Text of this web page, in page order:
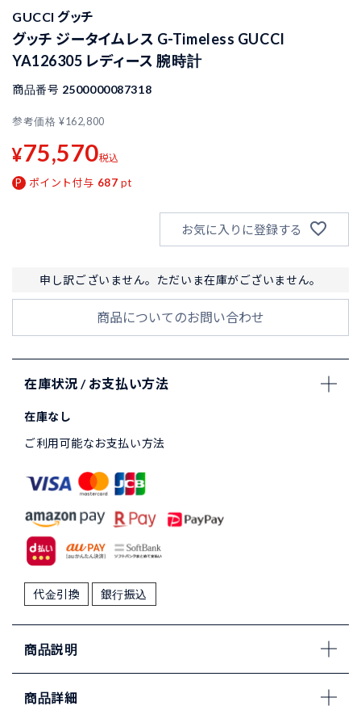
GUCCI グッチ
グッチ ジータイムレス G-Timeless GUCCI
YA126305 レディース 腕時計
商品番号 2500000087318
参考価格 ¥162,800
¥75,570税込
ポイント付与 687 pt
お気に入りに登録する
申し訳ございません。ただいま在庫がございません。
商品についてのお問い合わせ
在庫状況 / お支払い方法
在庫なし
ご利用可能なお支払い方法
代金引換 銀行振込
商品説明
商品詳細